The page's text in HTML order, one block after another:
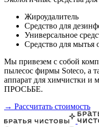
Жироудалитель
Средство для
Универсальное
Средство для мытья
Мы привезем с собой
пылесос фирмы Soteco, а
аппарат для химчистки
ПРОСЬБЕ.
→ Рассчитать стоимость